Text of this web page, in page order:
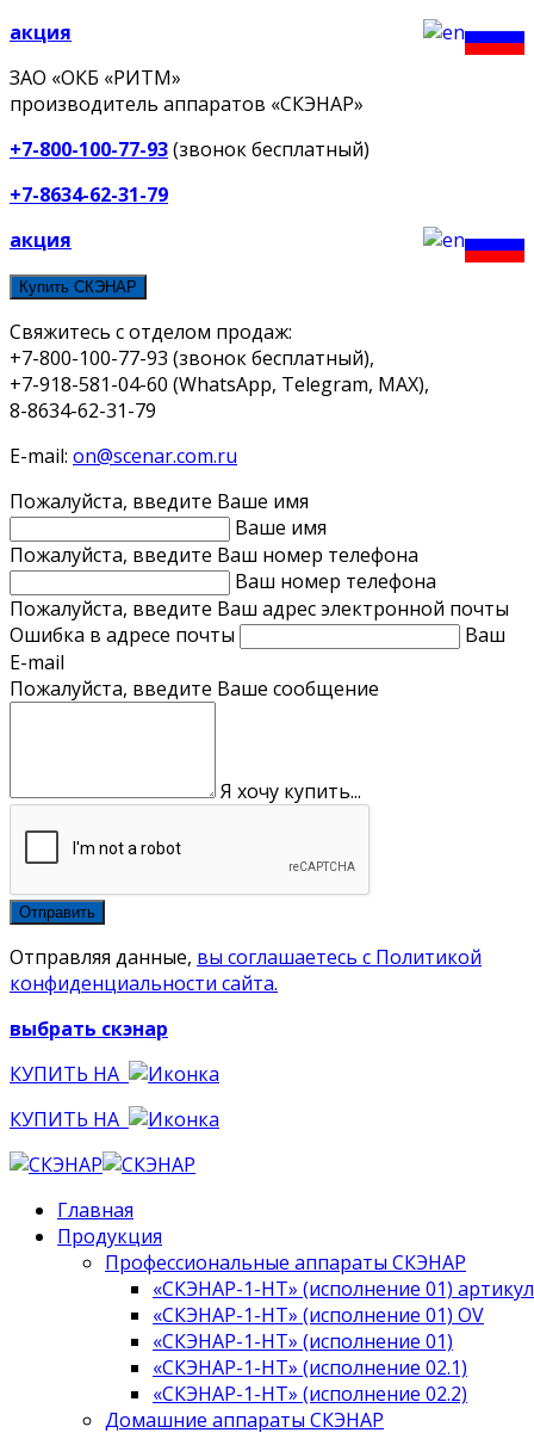
акция
ЗАО «ОКБ «РИТМ»
производитель аппаратов «СКЭНАР»
+7-800-100-77-93(звонок бесплатный)
+7-8634-62-31-79
акция
Купить СКЭНАР
Свяжитесь с отделом продаж:
+7-800-100-77-93 (звонок бесплатный),
+7-918-581-04-60 (WhatsApp, Telegram, MAX),
8-8634-62-31-79
E-mail: on@scenar.com.ru
Пожалуйста, введите Ваше имя
Ваше имя
Пожалуйста, введите Ваш номер телефона
Ваш номер телефона
Пожалуйста, введите Ваш адрес электронной почты
Ошибка в адресе почты
Ваш
E-mail
Пожалуйста, введите Ваше сообщение
Я хочу купить...
Отправляя данные, вы соглашаетесь с Политикой
конфиденциальности сайта.
выбрать скэнар
КУПИТЬ НА
КУПИТЬ НА
Главная
Продукция
Профессиональные аппараты СКЭНАР
«СКЭНАР-1-НТ» (исполнение 01)
«СКЭНАР-1-НТ» (исполнение 01) OV
«СКЭНАР-1-НТ» (исполнение 01)
«СКЭНАР-1-НТ» (исполнение 02.1)
«СКЭНАР-1-НТ» (исполнение 02.2)
Домашние аппараты СКЭНАР